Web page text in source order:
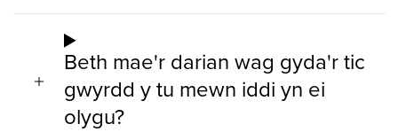
Beth mae'r darian wag gyda'r tic
gwyrdd y tu mewn iddi yn ei
olygu?